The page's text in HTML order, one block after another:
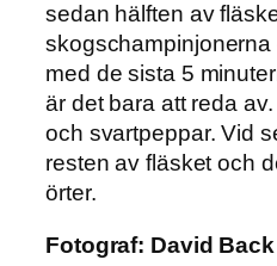
sedan hälften av
med de sista 5
är det bara att reda
och svartpeppar. Vid
resten av fläsket och
örter.
Fotograf: David Back